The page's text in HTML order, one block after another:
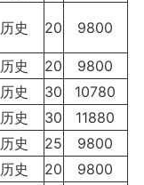
历史 20 9800
历史 20
9800
历史 30
10780
历史 30
11880
历史 25
9800
历史 20
9800